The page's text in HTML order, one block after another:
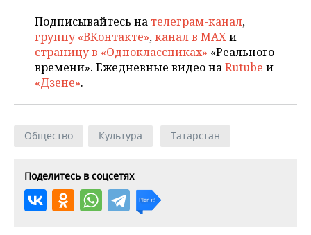
Подписывайтесь на телеграм-канал,
группу «ВКонтакте»,канал в MAXи
страницу в «Одноклассниках» «Реального
времени». Ежедневные видео наRutube и
«Дзене».
Общество Культура Татарстан
Поделитесь в соцсетях